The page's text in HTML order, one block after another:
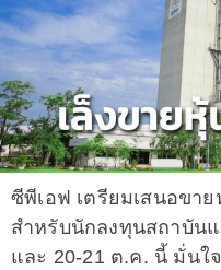
ซีพีเอฟ เตรียมเสนอขา
สำหรับนักลงทุนสถาบัน
และ 20-21 ต.ค. นี้ มั่นใ